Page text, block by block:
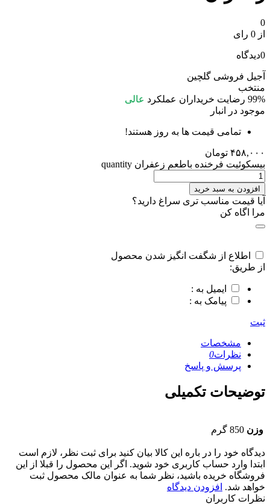
0
از 0 رای
0دیدگاه
آجیل فروشی گلچین
منتخب
99% رضایت خریداران عملکرد عالی
موجود در انبار
تمامی قیمت ها به روز هستند!
۴۵۸,۰۰۰ تومان
بيسکوئيت فرخنده باطعم زعفران quantity
افزودن به سبد خرید
آیا قیمت مناسب تری سراغ دارید؟
مرا اگاه کن
اطلاع از شگفت انگیز شدن محصول
از طریق:
ایمیل به :
پیامک به :
ثبت
مشخصات
نظرات0
پرسش و پاسخ
توضیحات تکمیلی
وزن 850 گرم
دیدگاه خود را در باره این کالا بیان کنید برای ثبت نظر، لازم است
ابتدا وارد حساب کاربری خود شوید. اگر این محصول را قبلا از این
فروشگاه خریده باشید، نظر شما به عنوان مالک محصول ثبت
خواهد شد. افزودن دیدگاه
نظرات کاربران